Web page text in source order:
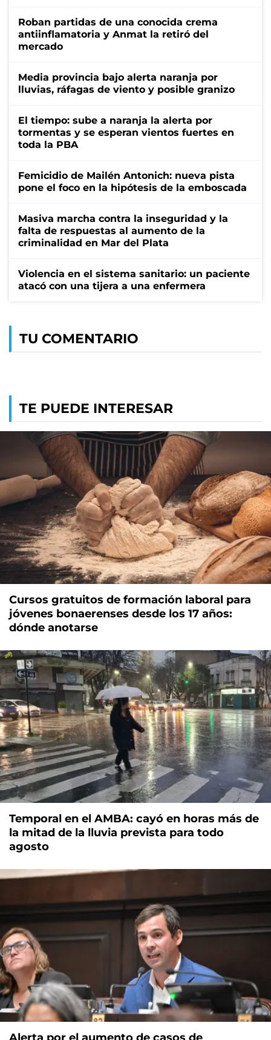
Roban partidas de una conocida crema
antiinflamatoria y Anmat la retiró del
mercado
Media provincia bajo alerta naranja por
lluvias, ráfagas de viento y posible granizo
El tiempo: sube a naranja la alerta por
tormentas y se esperan vientos fuertes en
toda la PBA
Femicidio de Mailén Antonich: nueva pista
pone el foco en la hipótesis de la emboscada
Masiva marcha contra la inseguridad y la
falta de respuestas al aumento de la
criminalidad en Mar del Plata
Violencia en el sistema sanitario: un paciente
atacó con una tijera a una enfermera
TU COMENTARIO
TE PUEDE INTERESAR
Cursos gratuitos de formación laboral para
jóvenes bonaerenses desde los 17 años:
dónde anotarse
Temporal en el AMBA: cayó en horas más de
la mitad de la lluvia prevista para todo
agosto